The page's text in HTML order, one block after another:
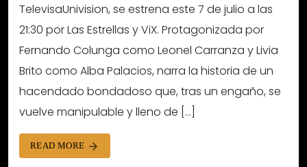
TelevisaUnivision, se estrena este 7 de julio a las
21:30 por Las Estrellas y ViX. Protagonizada por
Fernando Colunga como Leonel Carranza y Livia
Brito como Alba Palacios, narra la historia de un
hacendado bondadoso que, tras un engaño, se
vuelve manipulable y lleno de […]
READ MORE arrow_forward